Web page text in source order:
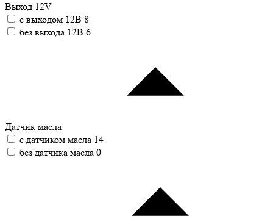
Выход 12V
с выходом 12В 8
без выхода 12В 6
Датчик масла
с датчиком масла 14
без датчика масла 0